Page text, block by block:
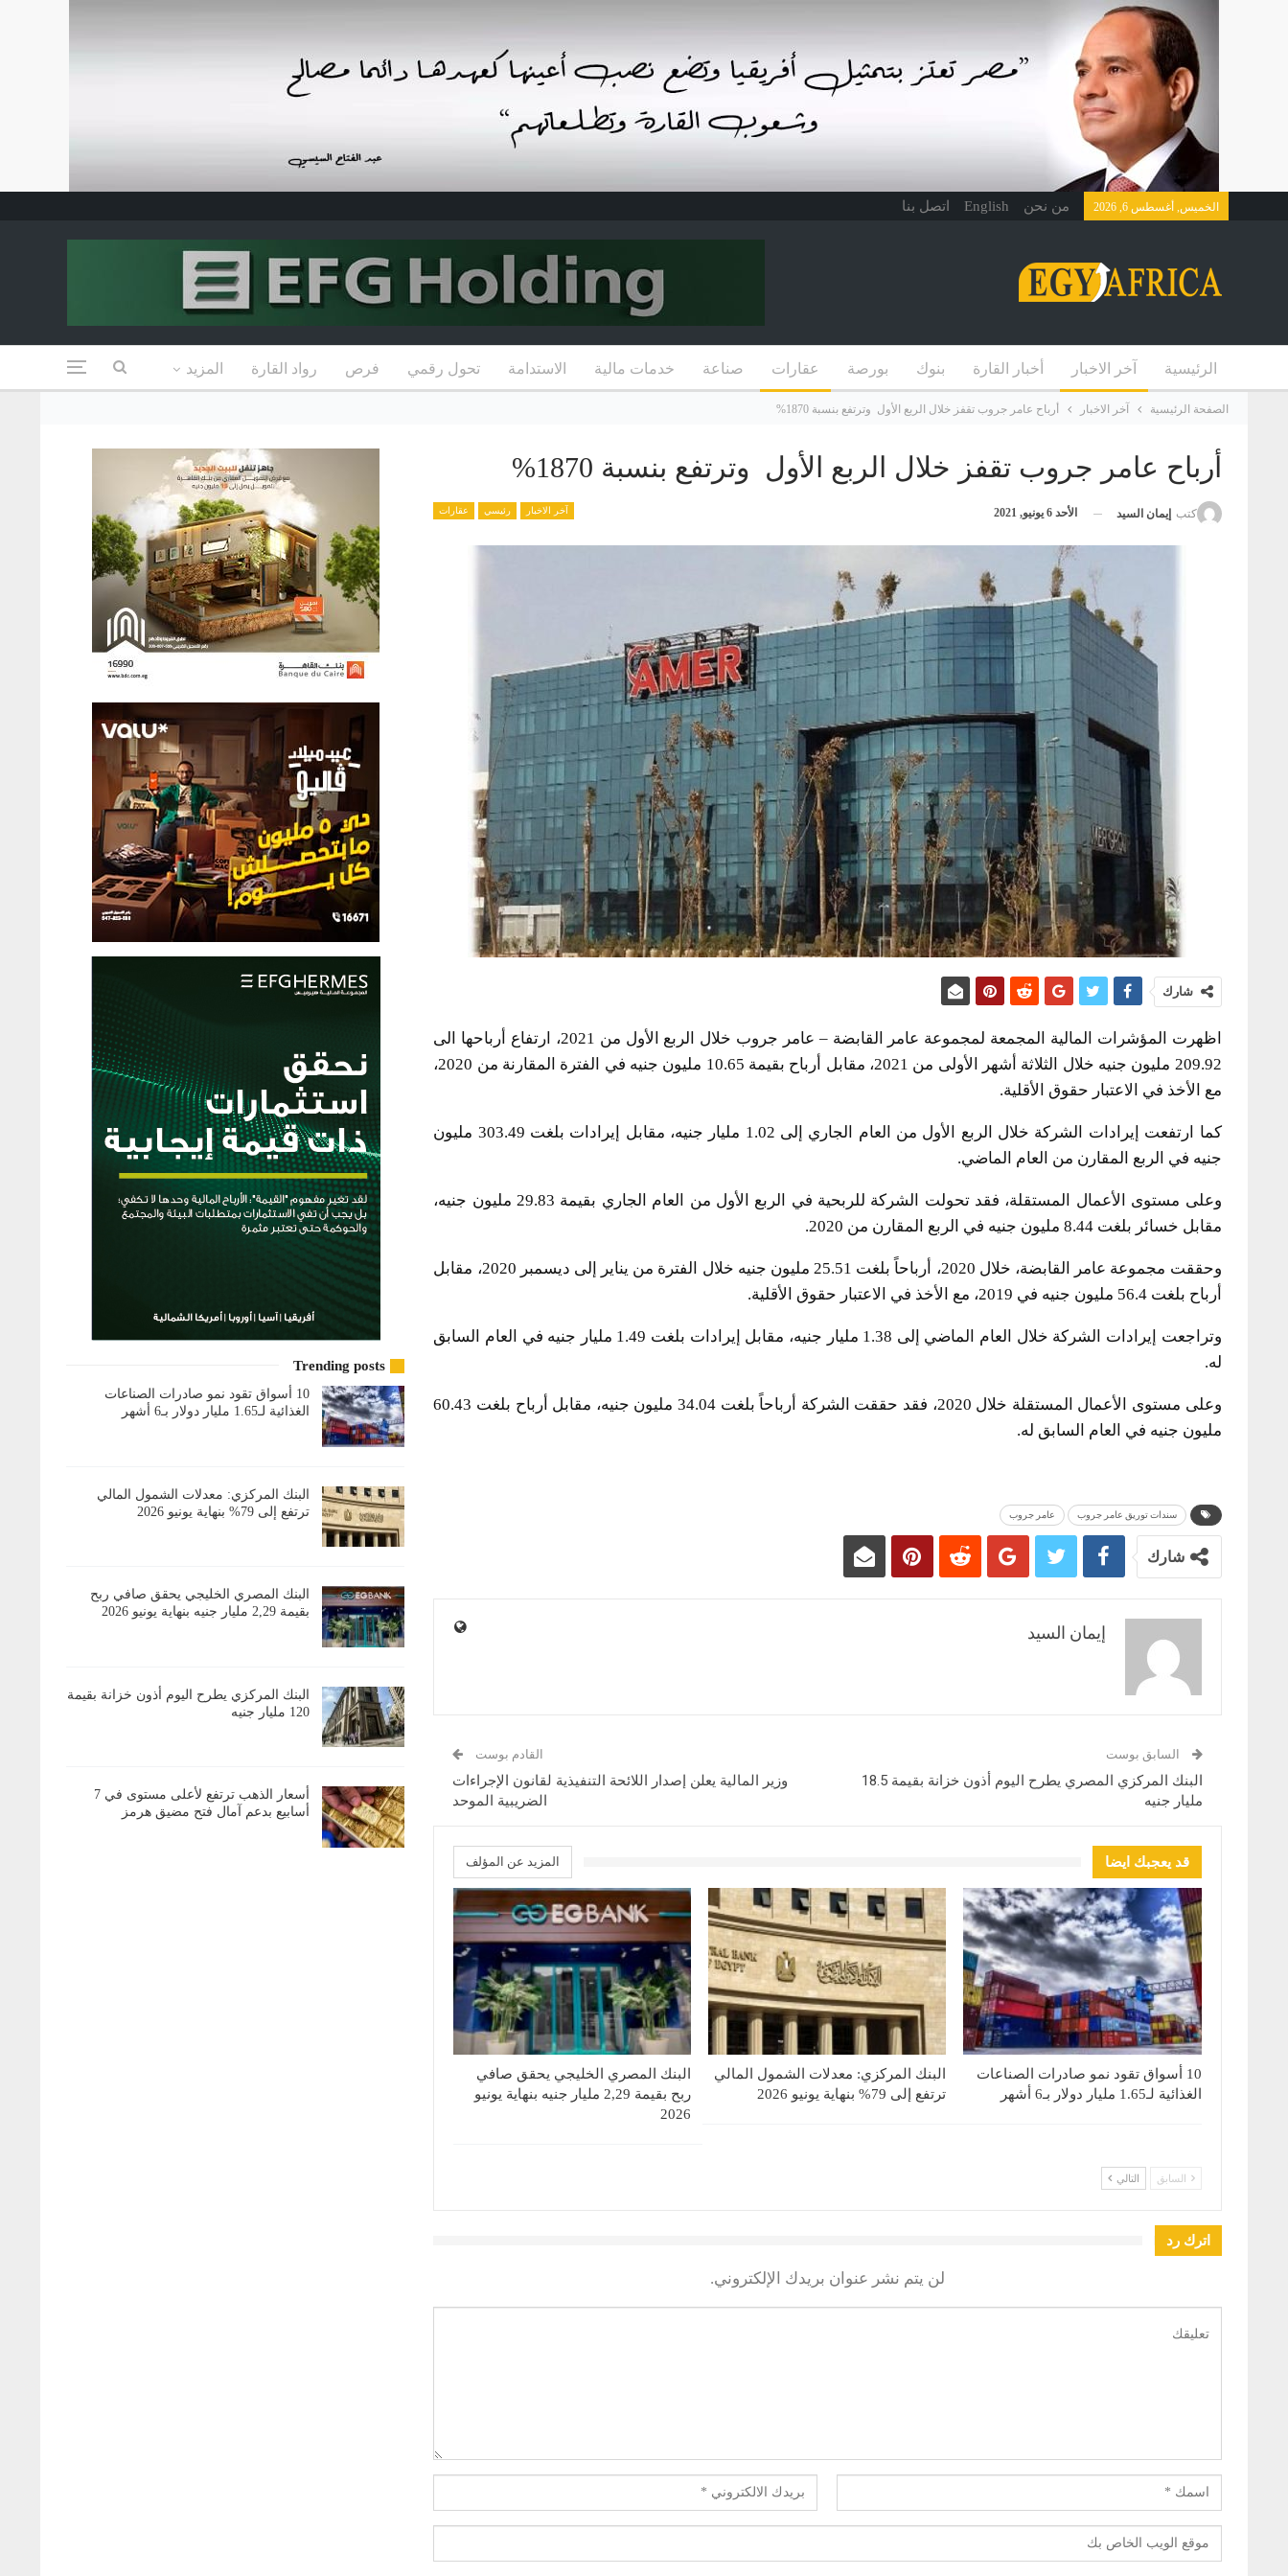
الخميس, أغسطس 6, 2026 من نحن English اتصل بنا
الرئيسية آخر الاخبار أخبار القارة بنوك بورصة عقارات صناعة خدمات مالية الاستدامة تحول رقمي فرص رواد القارة المزيد
الصفحة الرئيسية آخر الاخبار أرباح عامر جروب تقفز خلال الربع الأول وترتفع بنسبة 1870%
أرباح عامر جروب تقفز خلال الربع الأول وترتفع بنسبة 1870%
آخر الاخبار رئيسي عقارات كتب إيمان السيد الأحد 6 يونيو, 2021
شارك
اظهرت المؤشرات المالية المجمعة لمجموعة عامر القابضة – عامر جروب خلال الربع الأول من 2021، ارتفاع أرباحها الى
209.92 مليون جنيه خلال الثلاثة أشهر الأولى من 2021، مقابل أرباح بقيمة 10.65 مليون جنيه في الفترة المقارنة من 2020،
مع الأخذ في الاعتبار حقوق الأقلية.
كما ارتفعت إيرادات الشركة خلال الربع الأول من العام الجاري إلى 1.02 مليار جنيه، مقابل إيرادات بلغت 303.49 مليون
جنيه في الربع المقارن من العام الماضي.
وعلى مستوى الأعمال المستقلة، فقد تحولت الشركة للربحية في الربع الأول من العام الجاري بقيمة 29.83 مليون جنيه،
مقابل خسائر بلغت 8.44 مليون جنيه في الربع المقارن من 2020.
وحققت مجموعة عامر القابضة، خلال 2020، أرباحاً بلغت 25.51 مليون جنيه خلال الفترة من يناير إلى ديسمبر 2020، مقابل
أرباح بلغت 56.4 مليون جنيه في 2019، مع الأخذ في الاعتبار حقوق الأقلية.
وتراجعت إيرادات الشركة خلال العام الماضي إلى 1.38 مليار جنيه، مقابل إيرادات بلغت 1.49 مليار جنيه في العام السابق
له.
وعلى مستوى الأعمال المستقلة خلال 2020، فقد حققت الشركة أرباحاً بلغت 34.04 مليون جنيه، مقابل أرباح بلغت 60.43
مليون جنيه في العام السابق له.
سندات توريق عامر جروب عامر جروب
شارك
إيمان السيد
السابق بوست
البنك المركزي المصري يطرح اليوم أذون خزانة بقيمة 18.5
مليار جنيه
القادم بوست
وزير المالية يعلن إصدار اللائحة التنفيذية لقانون الإجراءات
الضريبية الموحد
قد يعجبك ايضا المزيد عن المؤلف
10 أسواق تقود نمو صادرات الصناعات
الغذائية لـ1.65 مليار دولار بـ6 أشهر
البنك المركزي: معدلات الشمول المالي
ترتفع إلى 79% بنهاية يونيو 2026
البنك المصري الخليجي يحقق صافي
ربح بقيمة 2,29 مليار جنيه بنهاية يونيو
2026
السابق التالي
اترك رد
لن يتم نشر عنوان بريدك الإلكتروني.
Trending posts
10 أسواق تقود نمو صادرات الصناعات
الغذائية لـ1.65 مليار دولار بـ6 أشهر
البنك المركزي: معدلات الشمول المالي
ترتفع إلى 79% بنهاية يونيو 2026
البنك المصري الخليجي يحقق صافي ربح
بقيمة 2,29 مليار جنيه بنهاية يونيو 2026
البنك المركزي يطرح اليوم أذون خزانة بقيمة
120 مليار جنيه
أسعار الذهب ترتفع لأعلى مستوى في 7
أسابيع بدعم آمال فتح مضيق هرمز